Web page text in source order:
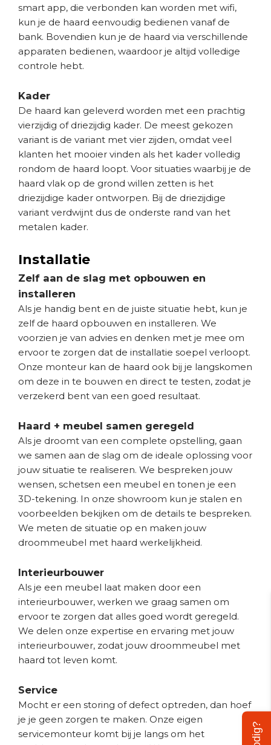
smart app, die verbonden kan worden met wifi,
kun je de haard eenvoudig bedienen vanaf de
bank. Bovendien kun je de haard via verschillende
apparaten bedienen, waardoor je altijd volledige
controle hebt.
Kader
De haard kan geleverd worden met een prachtig
vierzijdig of driezijdig kader. De meest gekozen
variant is de variant met vier zijden, omdat veel
klanten het mooier vinden als het kader volledig
rondom de haard loopt. Voor situaties waarbij je de
haard vlak op de grond willen zetten is het
driezijdige kader ontworpen. Bij de driezijdige
variant verdwijnt dus de onderste rand van het
metalen kader.
Installatie
Zelf aan de slag met opbouwen en
installeren
Als je handig bent en de juiste situatie hebt, kun je
zelf de haard opbouwen en installeren. We
voorzien je van advies en denken met je mee om
ervoor te zorgen dat de installatie soepel verloopt.
Onze monteur kan de haard ook bij je langskomen
om deze in te bouwen en direct te testen, zodat je
verzekerd bent van een goed resultaat.
Haard + meubel samen geregeld
Als je droomt van een complete opstelling, gaan
we samen aan de slag om de ideale oplossing voor
jouw situatie te realiseren. We bespreken jouw
wensen, schetsen een meubel en tonen je een
3D-tekening. In onze showroom kun je stalen en
voorbeelden bekijken om de details te bespreken.
We meten de situatie op en maken jouw
droommeubel met haard werkelijkheid.
Interieurbouwer
Als je een meubel laat maken door een
interieurbouwer, werken we graag samen om
ervoor te zorgen dat alles goed wordt geregeld.
We delen onze expertise en ervaring met jouw
interieurbouwer, zodat jouw droommeubel met
haard tot leven komt.
Service
Mocht er een storing of defect optreden, dan hoef
je je geen zorgen te maken. Onze eigen
servicemonteur komt bij je langs om het